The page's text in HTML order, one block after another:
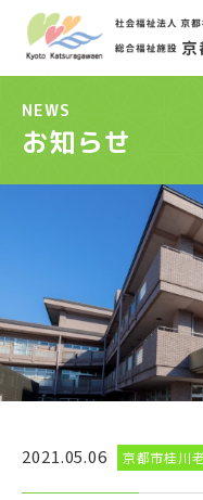
NEWS
お知らせ
2021.05.06 京都市桂川